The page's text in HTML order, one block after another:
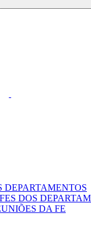
DEPARTAMENTOS
DOS
DA FE